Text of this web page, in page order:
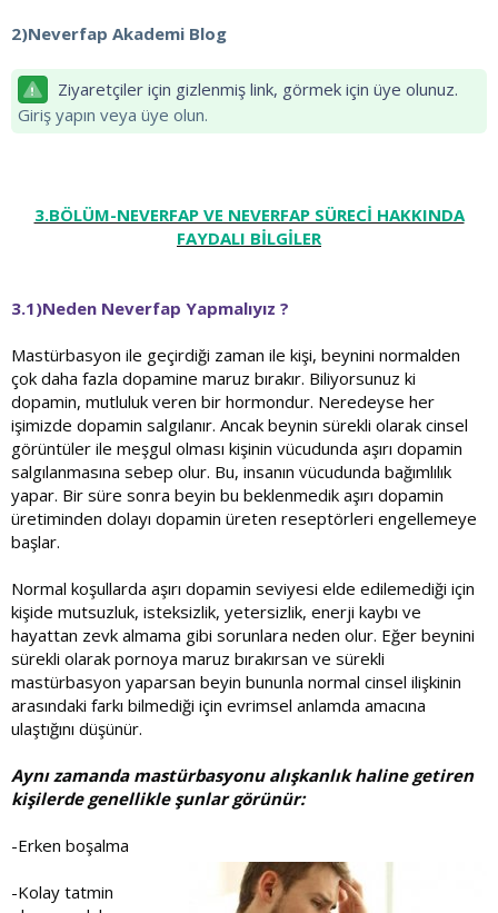
2)Neverfap Akademi Blog
Ziyaretçiler için gizlenmiş link, görmek için üye olunuz.
Giriş yapın veya üye olun.
3.BÖLÜM-NEVERFAP VE NEVERFAP SÜRECİ HAKKINDA
FAYDALI BİLGİLER
3.1)Neden Neverfap Yapmalıyız ?
Mastürbasyon ile geçirdiği zaman ile kişi, beynini normalden
çok daha fazla dopamine maruz bırakır. Biliyorsunuz ki
dopamin, mutluluk veren bir hormondur. Neredeyse her
işimizde dopamin salgılanır. Ancak beynin sürekli olarak cinsel
görüntüler ile meşgul olması kişinin vücudunda aşırı dopamin
salgılanmasına sebep olur. Bu, insanın vücudunda bağımlılık
yapar. Bir süre sonra beyin bu beklenmedik aşırı dopamin
üretiminden dolayı dopamin üreten reseptörleri engellemeye
başlar.
Normal koşullarda aşırı dopamin seviyesi elde edilemediği için
kişide mutsuzluk, isteksizlik, yetersizlik, enerji kaybı ve
hayattan zevk almama gibi sorunlara neden olur. Eğer beynini
sürekli olarak pornoya maruz bırakırsan ve sürekli
mastürbasyon yaparsan beyin bununla normal cinsel ilişkinin
arasındaki farkı bilmediği için evrimsel anlamda amacına
ulaştığını düşünür.
Aynı zamanda mastürbasyonu alışkanlık haline getiren
kişilerde genellikle şunlar görünür:
-Erken boşalma
-Kolay tatmin